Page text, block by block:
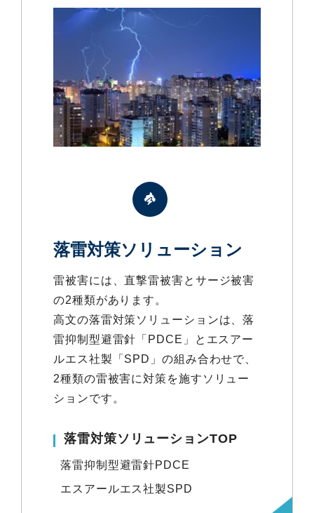
落雷対策ソリューション
雷被害には、直撃雷被害とサージ被害
の2種類があります。
高文の落雷対策ソリューションは、落
雷抑制型避雷針「PDCE」とエスアー
ルエス社製「SPD」の組み合わせで、
2種類の雷被害に対策を施すソリュー
ションです。
落雷対策ソリューションTOP
落雷抑制型避雷針PDCE
エスアールエス社製SPD